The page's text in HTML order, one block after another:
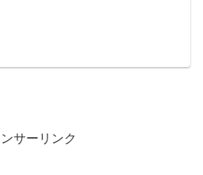
サーリンク